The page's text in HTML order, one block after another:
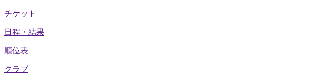
チケット
日程・結果
順位表
クラブ